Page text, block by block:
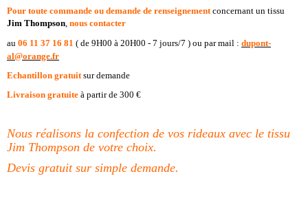
Pour toute commande ou demande de renseignementconcernant un tissu
Jim Thompson, nous contacter
au 06 11 37 16 81 ( de 9H00 à 20H00 - 7 jours/7 ) ou parmail : dupont-
al@orange.fr
Echantillon gratuitsur demande
Livraison gratuite à partir de 300 €
Nous réalisons la confection de vos rideaux avec le tissu
Jim Thompson de votre choix.
Devis gratuit sur simple demande.